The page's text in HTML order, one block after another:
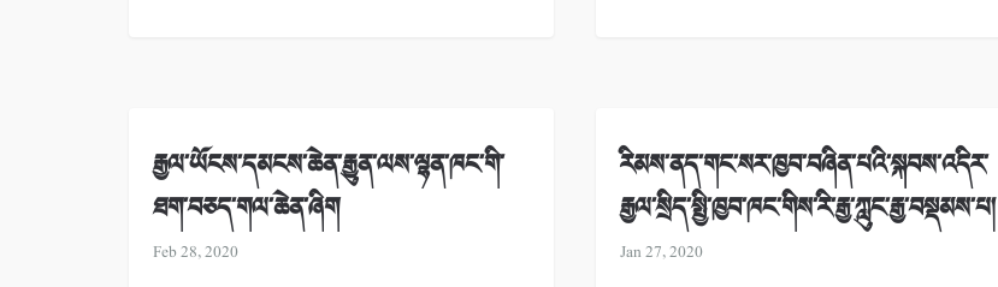
རྒྱལ་ཡོངས་དམངས་ཆེན་རྒྱུན་ལས་ལྷན་ཁང་གི་
ཐག་བཅད་གལ་ཆེན་ཞིག
Feb 28, 2020
རིམས་ནད་གང་སར་ཁྱབ་བཞིན་པའི་སྐབས་འདིར་
རྒྱལ་སྲིད་སྤྱི་ཁྱབ་ཁང་གིས་རི་རྒྱ་ཀླུང་རྒྱ་བསྡམས་པ།
Jan 27, 2020